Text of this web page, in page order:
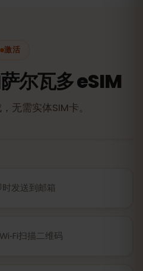
激活
尔瓦多 eSIM
无需实体SIM卡。
发送到邮箱
扫描二维码